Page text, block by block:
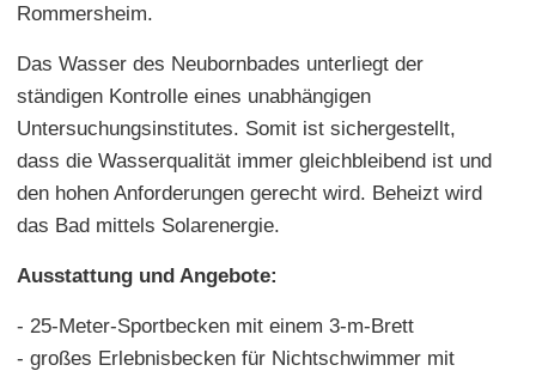
Rommersheim.
Das Wasser des Neubornbades unterliegt der
ständigen Kontrolle eines unabhängigen
Untersuchungsinstitutes. Somit ist sichergestellt,
dass die Wasserqualität immer gleichbleibend ist und
den hohen Anforderungen gerecht wird. Beheizt wird
das Bad mittels Solarenergie.
Ausstattung und Angebote:
- 25-Meter-Sportbecken mit einem 3-m-Brett
- großes Erlebnisbecken für Nichtschwimmer mit